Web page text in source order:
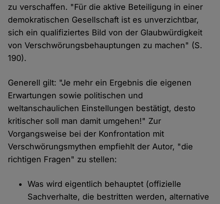
zu verschaffen. "Für die aktive Beteiligung in einer
demokratischen Gesellschaft ist es unverzichtbar,
sich ein qualifiziertes Bild von der Glaubwürdigkeit
von Verschwörungsbehauptungen zu machen" (S.
190).
Generell gilt: "Je mehr ein Ergebnis die eigenen
Erwartungen sowie politischen und
weltanschaulichen Einstellungen bestätigt, desto
kritischer soll man damit umgehen!" Zur
Vorgangsweise bei der Konfrontation mit
Verschwörungsmythen empfiehlt der Autor, "die
richtigen Fragen" zu stellen:
Was wird eigentlich behauptet (offizielle
Sachverhalte, die bestritten werden, alternative